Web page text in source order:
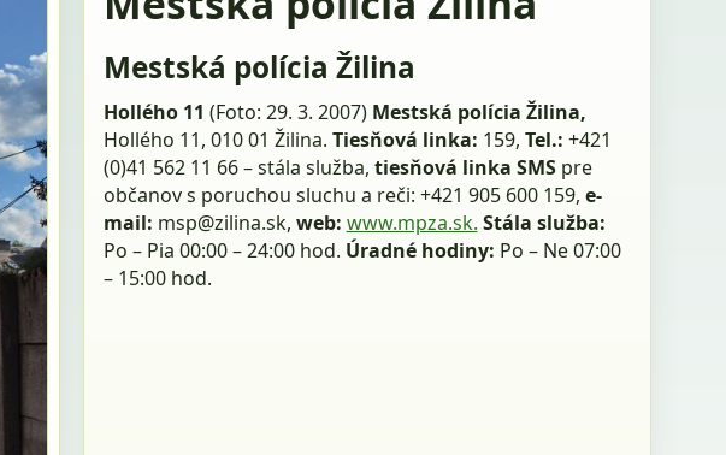
Mestská polícia Žilina
Hollého 11 (Foto: 29. 3. 2007) Mestská polícia Žilina,
Hollého 11, 010 01 Žilina. Tiesňová linka: 159, Tel.: +421
(0)41 562 11 66 – stála služba, tiesňová linka SMS pre
občanov s poruchou sluchu a reči: +421 905 600 159, e-
mail: msp@zilina.sk, web: www.mpza.sk. Stála služba:
Po – Pia 00:00 – 24:00 hod. Úradné hodiny: Po – Ne 07:00
– 15:00 hod.